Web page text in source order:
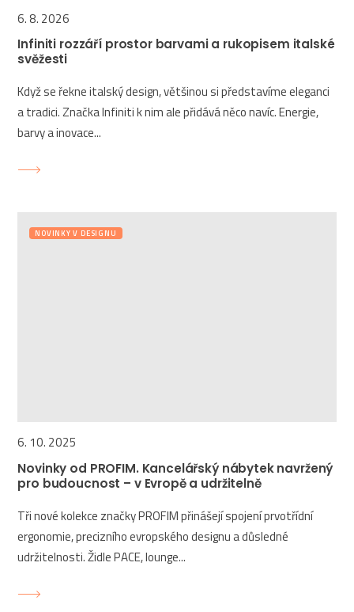
6. 8. 2026
Infiniti rozzáří prostor barvami a rukopisem italské
svěžesti
Když se řekne italský design, většinou si představíme eleganci
a tradici. Značka Infiniti k nim ale přidává něco navíc. Energie,
barvy a inovace...
NOVINKY V DESIGNU
6. 10. 2025
Novinky od PROFIM. Kancelářský nábytek navržený
pro budoucnost – v Evropě a udržitelně
Tři nové kolekce značky PROFIM přinášejí spojení prvotřídní
ergonomie, precizního evropského designu a důsledné
udržitelnosti. Židle PACE, lounge...